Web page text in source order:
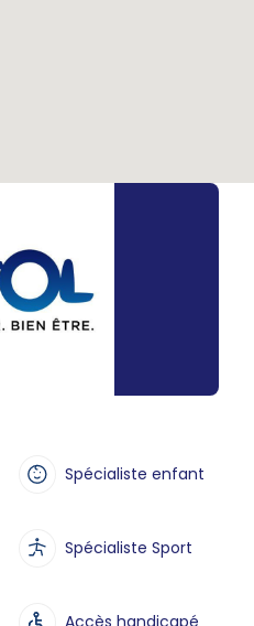
Spécialiste enfant
Spécialiste Sport
Accès handicapé